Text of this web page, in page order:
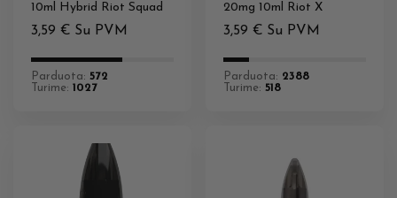
10ml Hybrid Riot Squad
3,59 € Su PVM
Parduota: 572
Turime: 1027
20mg 10ml Riot X
3,59 € Su PVM
Parduota: 2388
Turime: 518